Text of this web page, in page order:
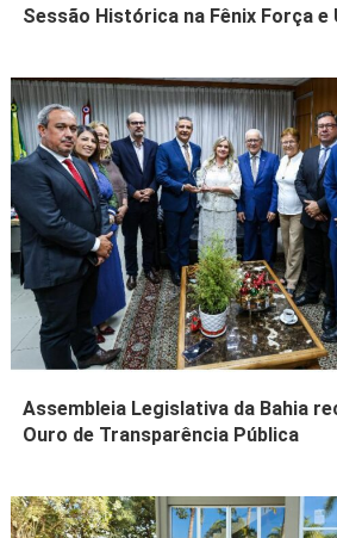
Sessão Histórica na Fênix Força e
Assembleia Legislativa da Bahia
Ouro de Transparência Pública